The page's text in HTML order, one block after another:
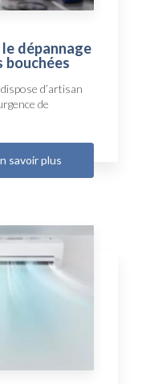
dépannage
d’artisan
de
savoir plus